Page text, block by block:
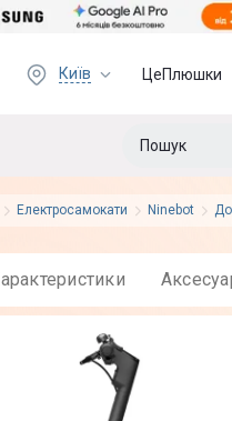
Київ ЦеПлюшки
Електросамокати Ninebot
Характеристики